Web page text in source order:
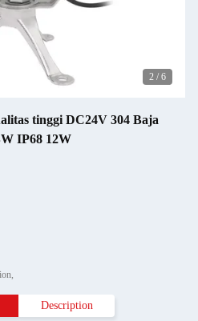
2 / 6
tinggi DC24V 304 Baja
IP68 12W
Description